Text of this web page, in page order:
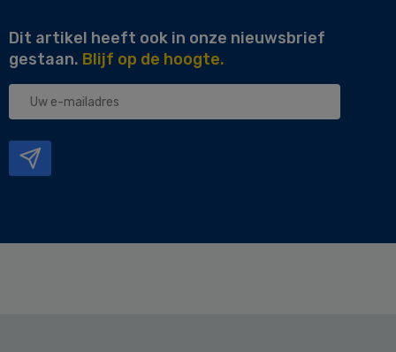
Dit artikel heeft ook in onze nieuwsbrief
gestaan. Blijf op de hoogte.
Uw